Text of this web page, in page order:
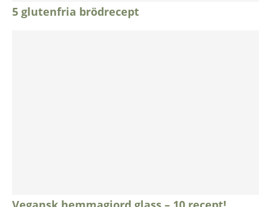
5 glutenfria brödrecept